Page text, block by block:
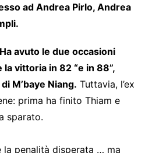
ad Andrea Pirlo, Andrea
Ha avuto le due occasioni
la vittoria in 82 “e in 88”,
M’baye Niang. Tuttavia, l’ex
prima ha finito Thiam e
sparato.
la penalità disperata … ma